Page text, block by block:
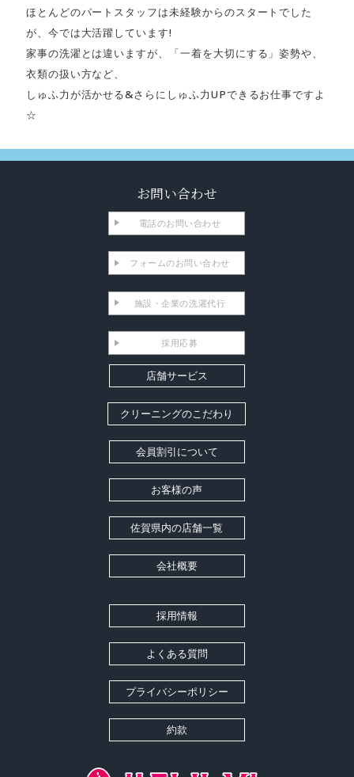
ほとんどのパートスタッフは未経験からのスタートでした
が、今では大活躍しています!
家事の洗濯とは違いますが、「一着を大切にする」姿勢や、
衣類の扱い方など、
しゅふ力が活かせる&さらにしゅふ力UPできるお仕事ですよ
☆
お問い合わせ
電話のお問い合わせ
フォームのお問い合わせ
施設・企業の洗濯代行
採用応募
店舗サービス
クリーニングのこだわり
会員割引について
お客様の声
佐賀県内の店舗一覧
会社概要
採用情報
よくある質問
プライバシーポリシー
約款